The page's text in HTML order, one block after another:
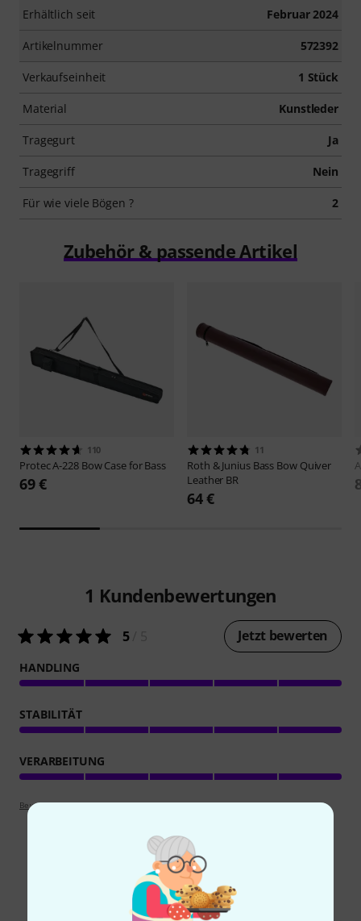
Erhältlich seit Februar 2024
Artikelnummer 572392
Verkaufseinheit 1 Stück
Material Kunstleder
Tragegurt Ja
Tragegriff Nein
Für wie viele Bögen ? 2
Zubehör & passende Artikel
110
ProtecA-228 Bow Case for Bass
69 €
11
Roth & Junius Bass Bow Quiver
Leather BR
64 €
1 Kundenbewertungen
5/ 5 Jetzt bewerten
HANDLING
STABILITÄT
VERARBEITUNG
Bewertungsrichtlinien
Alternativen vergleichen